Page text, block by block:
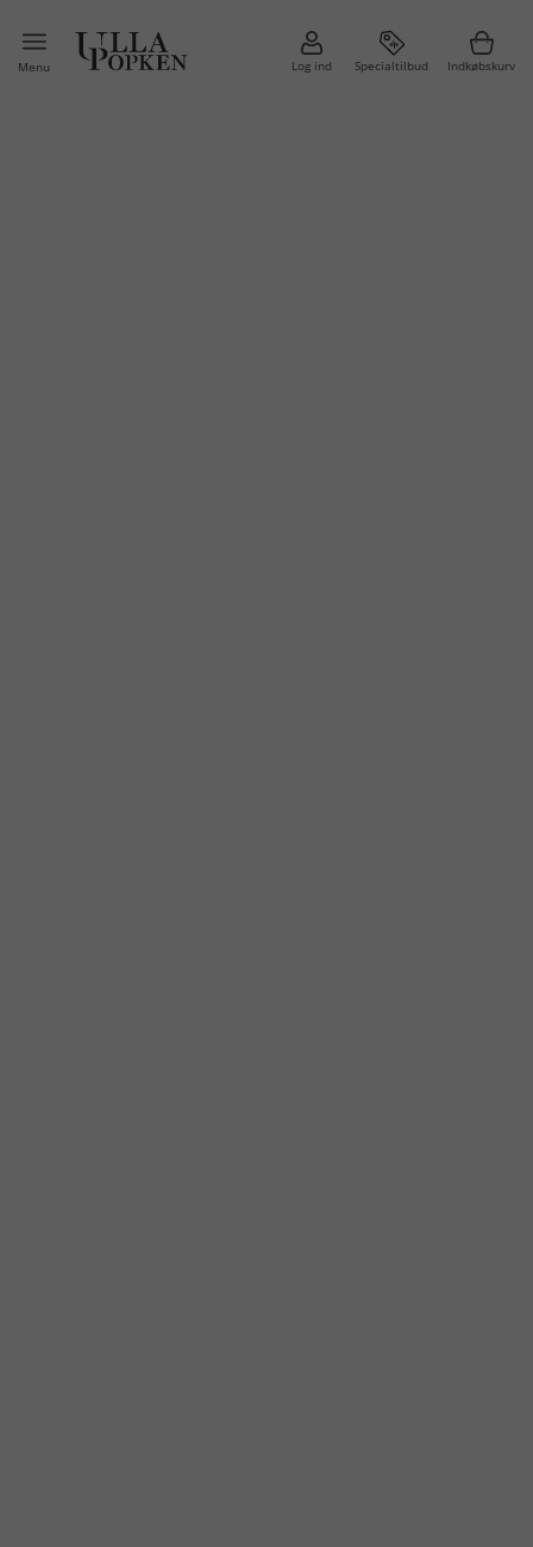
Menu Log ind Specialtilbud Indkøbskurv